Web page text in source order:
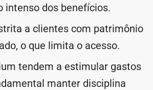
intenso dos benefícios.
a clientes com patrimônio
o que limita o acesso.
tendem a estimular gastos
manter disciplina